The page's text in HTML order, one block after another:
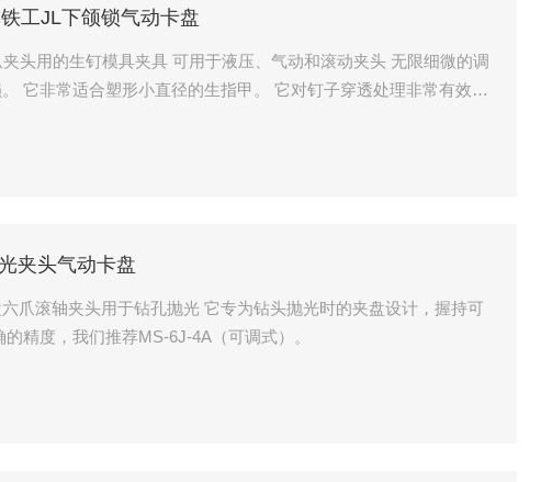
工JL下颌锁气动卡盘
头用的生钉模具夹具 可用于液压、气动和滚动夹头 无限细微的调
它非常适合塑形小直径的生指甲。 它对钉子穿透处理非常有效。
夹头气动卡盘
爪滚轴夹头用于钻孔抛光 它专为钻头抛光时的夹盘设计，握持可
精度，我们推荐MS-6J-4A（可调式）。